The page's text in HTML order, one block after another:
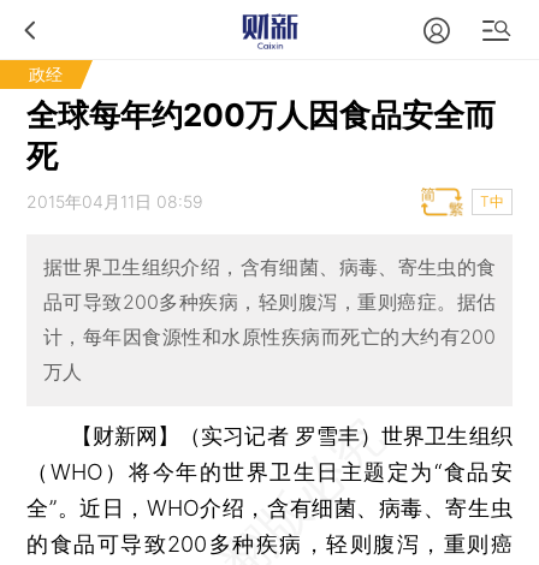
政经
全球每年约200万人因食品安全而
死
2015年04月11日 08:59 T中
据世界卫生组织介绍，含有细菌、病毒、寄生虫的食
品可导致200多种疾病，轻则腹泻，重则癌症。据估
计，每年因食源性和水原性疾病而死亡的大约有200
万人
【财新网】（实习记者 罗雪丰）世界卫生组织
（WHO）将今年的世界卫生日主题定为“食品安
全”。近日，WHO介绍，含有细菌、病毒、寄生虫
的食品可导致200多种疾病，轻则腹泻，重则癌